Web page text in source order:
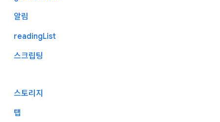
알림
readingList
스크립팅
스토리지
탭